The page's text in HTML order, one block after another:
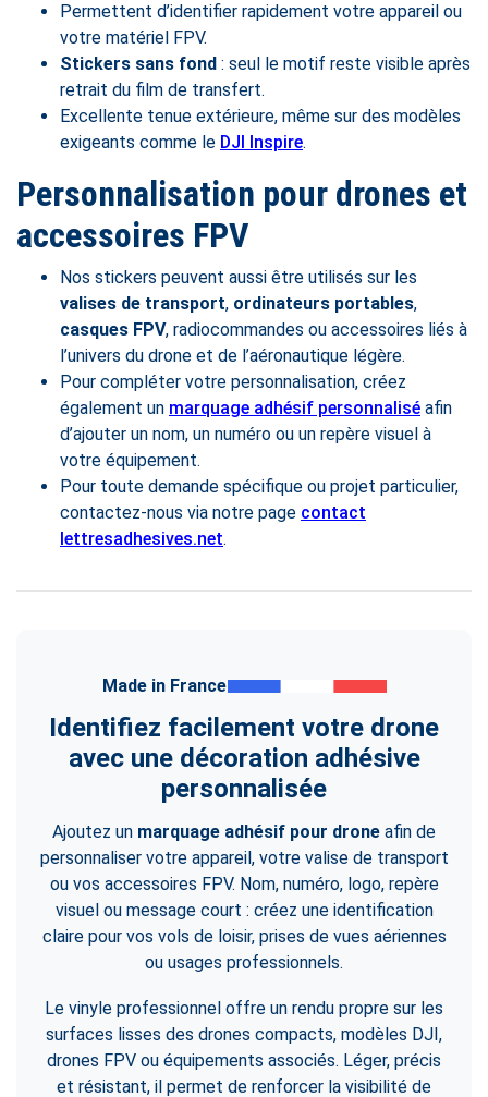
Permettent d’identifier rapidement votre appareil ou
votre matériel FPV.
Stickers sans fond : seul le motif reste visible après
retrait du film de transfert.
Excellente tenue extérieure, même sur des modèles
exigeants comme le DJI Inspire.
Personnalisation pour drones et
accessoires FPV
Nos stickers peuvent aussi être utilisés sur les
valises de transport, ordinateurs portables,
casques FPV, radiocommandes ou accessoires liés à
l’univers du drone et de l’aéronautique légère.
Pour compléter votre personnalisation, créez
également un marquage adhésif personnalisé afin
d’ajouter un nom, un numéro ou un repère visuel à
votre équipement.
Pour toute demande spécifique ou projet particulier,
contactez-nous via notre page contact
lettresadhesives.net.
Made in France
Identifiez facilement votre drone
avec une décoration adhésive
personnalisée
Ajoutez un marquage adhésif pour drone afin de
personnaliser votre appareil, votre valise de transport
ou vos accessoires FPV. Nom, numéro, logo, repère
visuel ou message court : créez une identification
claire pour vos vols de loisir, prises de vues aériennes
ou usages professionnels.
Le vinyle professionnel offre un rendu propre sur les
surfaces lisses des drones compacts, modèles DJI,
drones FPV ou équipements associés. Léger, précis
et résistant, il permet de renforcer la visibilité de